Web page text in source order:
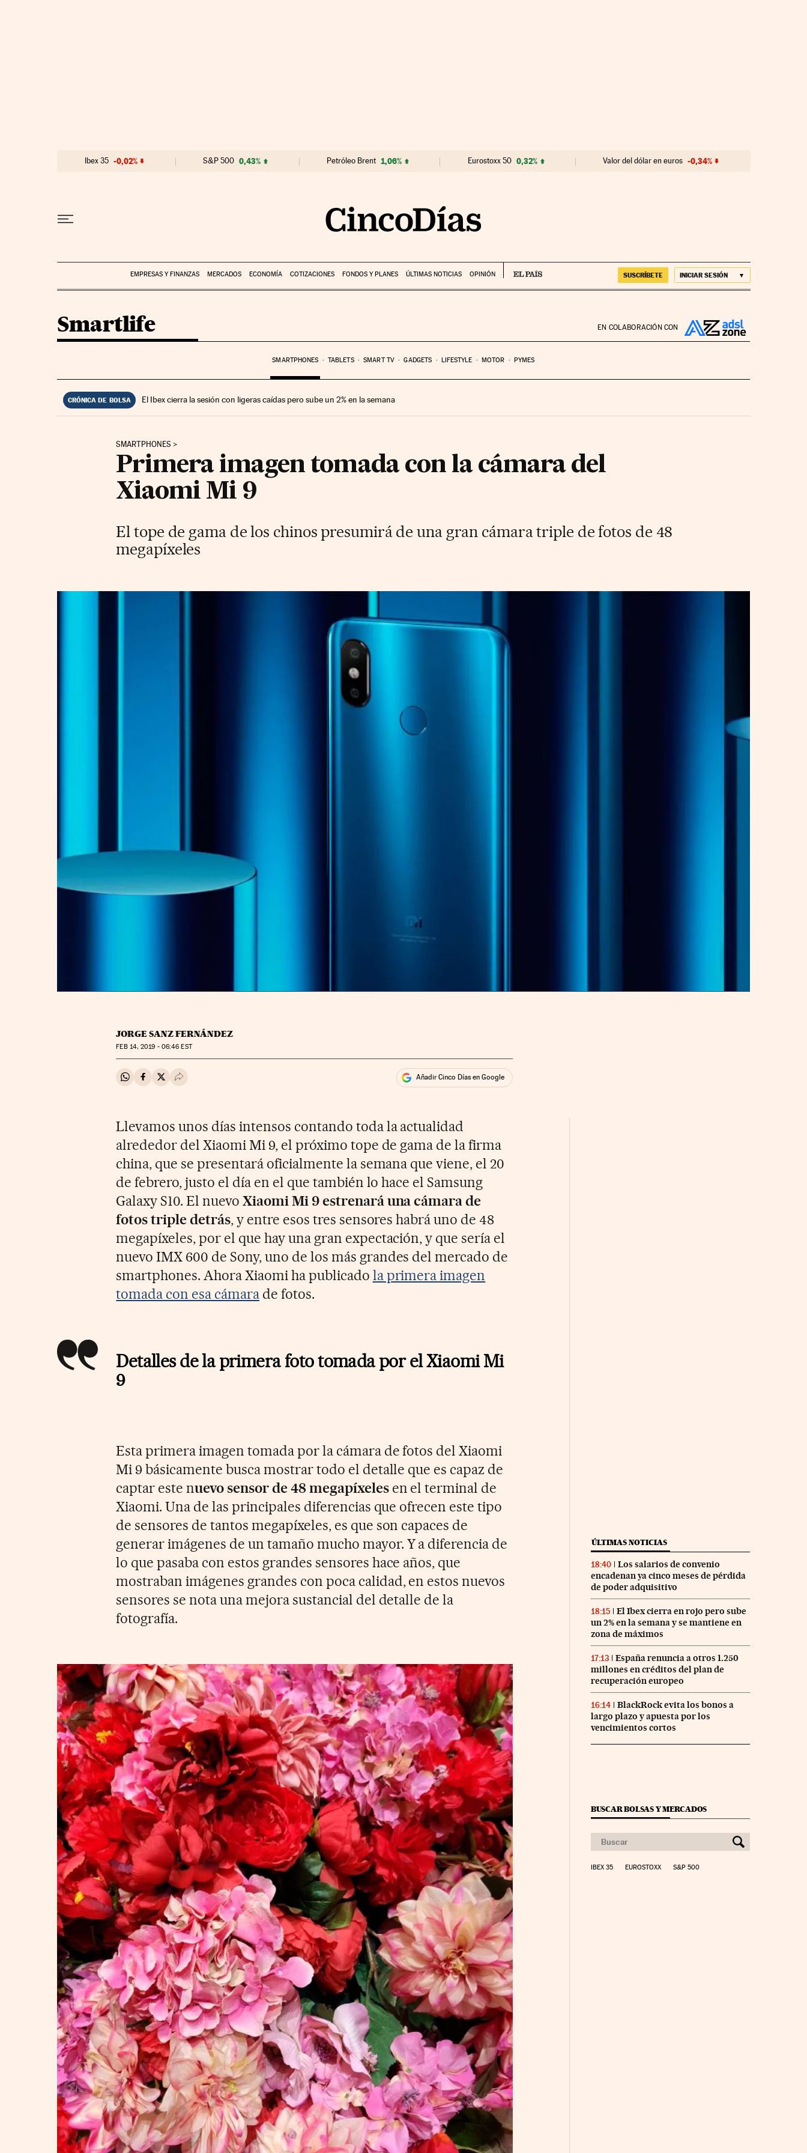
Ibex 35 -0,02% S&P 500 0,43% Petróleo Brent 1,06% Eurostoxx 50 0,32% Valor del dólar en euros -0,34%
EMPRESAS Y FINANZAS MERCADOS ECONOMÍA COTIZACIONES FONDOS Y PLANES ÚLTIMAS NOTICIAS OPINIÓN SUSCRÍBETE INICIAR SESIÓN
EN COLABORACIÓN CON
Smartlife
SMARTPHONES TABLETS SMART TV GADGETS LIFESTYLE MOTOR PYMES
CRÓNICA DE BOLSA El Ibex cierra la sesión con ligeras caídas pero sube un 2% en la semana
SMARTPHONES
Primera imagen tomada con la cámara del
Xiaomi Mi 9
El tope de gama de los chinos presumirá de una gran cámara triple de fotos de 48
megapíxeles
JORGE SANZ FERNÁNDEZ
FEB14, 2019 - 06:46 EST
Compartir en Whatsapp
Compartir en Facebook
Compartir en Twitter
Desplegar Redes Sociales Añadir Cinco Días en Google
Llevamos unos días intensos contando toda la actualidad
alrededor del Xiaomi Mi 9, el próximo tope de gama de la firma
china, que se presentará oficialmente la semana que viene, el 20
de febrero, justo el día en el que también lo hace el Samsung
Galaxy S10. El nuevo Xiaomi Mi 9 estrenará una cámara de
fotos triple detrás, y entre esos tres sensores habrá uno de 48
megapíxeles, por el que hay una gran expectación, y que sería el
nuevo IMX 600 de Sony, uno de los más grandes del mercado de
smartphones. Ahora Xiaomi ha publicado la primera imagen
tomada con esa cámarade fotos.
Detalles de la primera foto tomada por el Xiaomi Mi
9
Esta primera imagen tomada por la cámara de fotos del Xiaomi
Mi 9 básicamente busca mostrar todo el detalle que es capaz de
captar este nuevo sensor de 48 megapíxelesen el terminal de
Xiaomi. Una de las principales diferencias que ofrecen este tipo
de sensores de tantos megapíxeles, es que son capaces de
generar imágenes de un tamaño mucho mayor. Y a diferencia de
lo que pasaba con estos grandes sensores hace años, que
mostraban imágenes grandes con poca calidad, en estos nuevos
sensores se nota una mejora sustancial del detalle de la
fotografía.
ÚLTIMAS NOTICIAS
18:40
Los salarios de convenio
encadenan ya cinco meses de pérdida
de poder adquisitivo
18:15
El Ibex cierra en rojo pero sube
un 2% en la semana y se mantiene en
zona de máximos
17:13
España renuncia a otros 1.250
millones en créditos del plan de
recuperación europeo
16:14
BlackRock evita los bonos a
largo plazo y apuesta por los
vencimientos cortos
BUSCAR BOLSAS Y MERCADOS
IBEX 35 EUROSTOXX S&P 500